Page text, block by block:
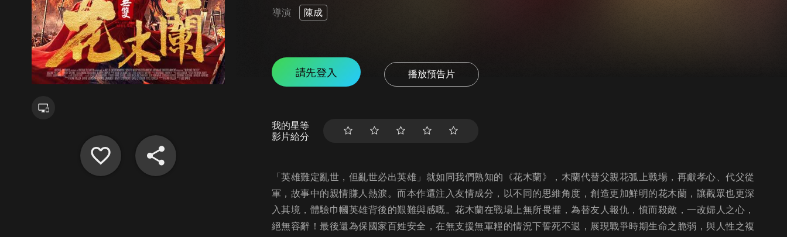
導演 陳成
請先登入 播放預告片
我的星等
影片給分
「英雄難定亂世，但亂世必出英雄」就如同我們熟知的《花木蘭》，木蘭代替父親花弧上戰場，再獻孝心、代父從
軍，故事中的親情賺人熱淚。而本作還注入友情成分，以不同的思維角度，創造更加鮮明的花木蘭，讓觀眾也更深
入其境，體驗巾幗英雄背後的艱難與感嘅。花木蘭在戰場上無所畏懼，為替友人報仇，憤而殺敵，一改婦人之心，
絕無容辭！最後還為保國家百姓安全，在無支援無軍糧的情況下誓死不退，展現戰爭時期生命之脆弱，與人性之複